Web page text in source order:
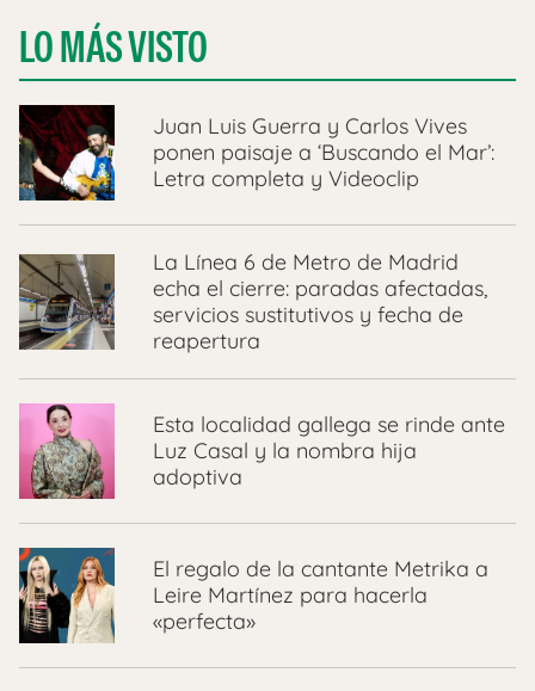
LO MÁS VISTO
Juan Luis Guerra y Carlos Vives
ponen paisaje a ‘Buscando el Mar’:
Letra completa y Videoclip
La Línea 6 de Metro de Madrid
echa el cierre: paradas afectadas,
servicios sustitutivos y fecha de
reapertura
Esta localidad gallega se rinde ante
Luz Casal y la nombra hija
adoptiva
El regalo de la cantante Metrika a
Leire Martínez para hacerla
«perfecta»